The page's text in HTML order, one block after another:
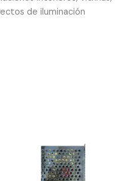
de iluminación